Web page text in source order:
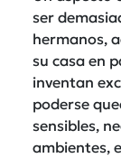
ser
hermanos,
su casa en
inventan
poderse
sensibles,
ambientes,